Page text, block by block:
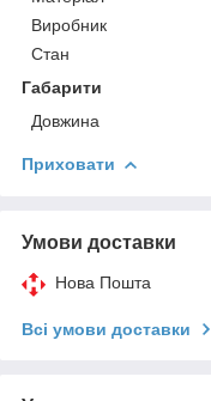
Виробник
Стан
Габарити
Довжина
Приховати
Умови доставки
Нова Пошта
Всі умови доставки